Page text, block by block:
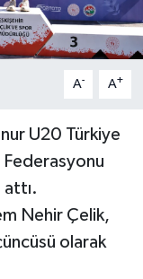
A- A+
U20 Türkiye
Federasyonu
attı.
Nehir Çelik,
olarak